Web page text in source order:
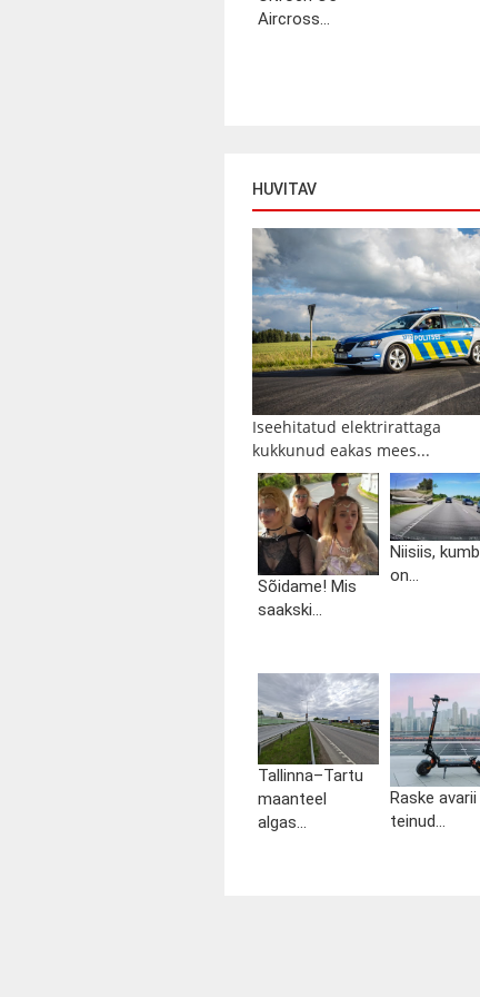
Aircross...
HUVITAV
Iseehitatud elektrirattaga
kukkunud eakas mees...
Sõidame! Mis
saakski...
Niisiis, kumb
on...
Tallinna–Tartu
maanteel
algas...
Raske avarii
teinud...